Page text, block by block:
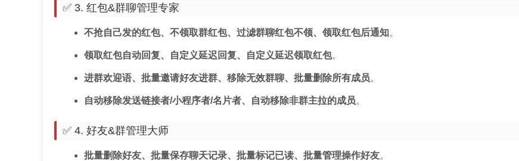
✅ 3. 红包&群聊管理专家
不抢自己发的红包、不领取群红包、过滤群聊红包不领、领取红包后通知。
领取红包自动回复、自定义延迟回复、自定义延迟领取红包。
进群欢迎语、批量邀请好友进群、移除无效群聊、批量删除所有成员。
自动移除发送链接者/小程序者/名片者、自动移除非群主拉的成员。
✅ 4. 好友&群管理大师
批量删除好友、批量保存聊天记录、批量标记已读、批量管理操作好友。